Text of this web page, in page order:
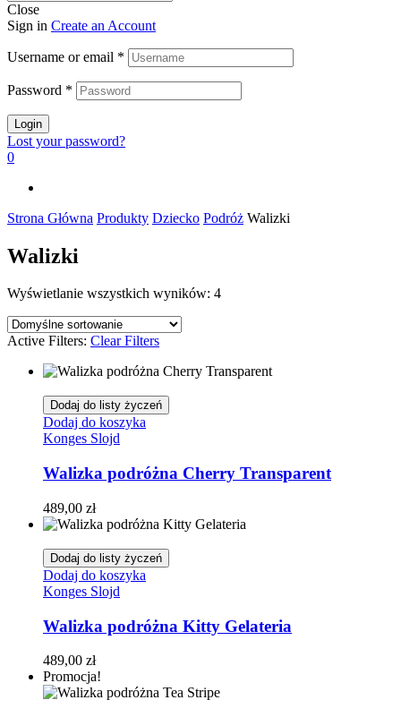
Close
Sign in Create an Account
Username or email *
Password *
Login
Lost your password?
0
Strona Główna Produkty Dziecko Podróż Walizki
Walizki
Wyświetlanie wszystkich wyników: 4
Active Filters: Clear Filters
Dodaj do listy życzeń
Dodaj do koszyka
Konges Slojd
Walizka podróżna Cherry Transparent
489,00 zł
Dodaj do listy życzeń
Dodaj do koszyka
Konges Slojd
Walizka podróżna Kitty Gelateria
489,00 zł
Promocja!